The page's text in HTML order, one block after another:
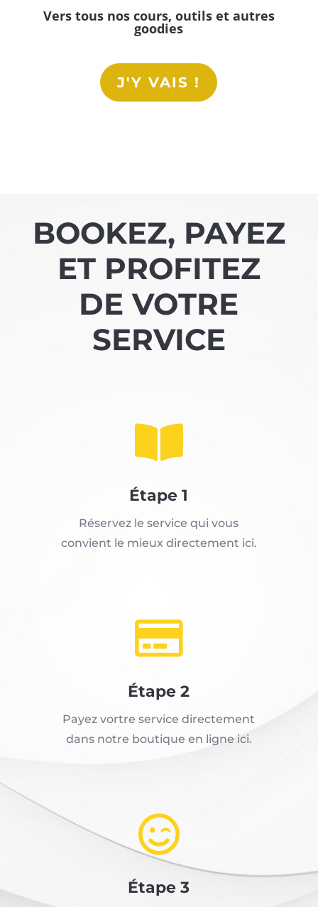
Vers tous nos cours, outils et autres
goodies
J'Y VAIS !
BOOKEZ, PAYEZ
ET PROFITEZ
DE VOTRE
SERVICE

Étape 1
Réservez le service qui vous
convient le mieux directement ici.

Étape 2
Payez vortre service directement
dans notre boutique en ligne ici.

Étape 3